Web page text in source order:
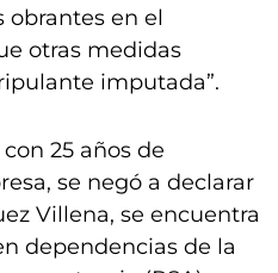
en el
otras medidas
imputada”.
25 años de
se negó a declarar
Villena, se encuentra
dependencias de la